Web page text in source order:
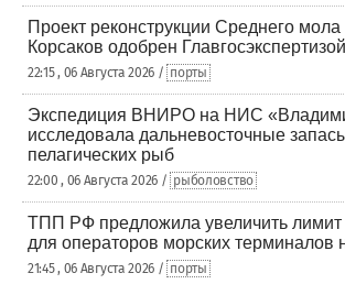
Проект реконструкции Среднего мола
Корсаков одобрен Главгосэкспертизой
22:15 , 06 Августа 2026 / порты
Экспедиция ВНИРО на НИС
исследовала дальневосточные
пелагических рыб
22:00 , 06 Августа 2026 / рыболовство
ТПП РФ предложила увеличить лимит
для операторов морских терминалов
21:45 , 06 Августа 2026 / порты